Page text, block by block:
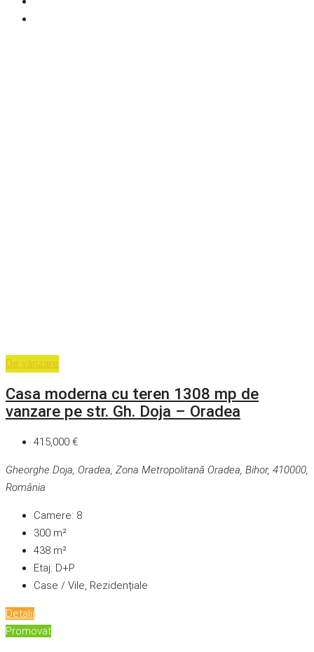
De vânzare
Casa moderna cu teren 1308 mp de
vanzare pe str. Gh. Doja – Oradea
415,000 €
Gheorghe Doja, Oradea, Zona Metropolitană Oradea, Bihor, 410000,
România
Camere: 8
300 m²
438 m²
Etaj: D+P
Case / Vile, Rezidențiale
Detalii
Promovat